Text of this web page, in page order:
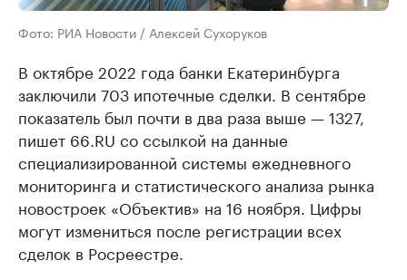
Фото: РИА Новости / Алексей Сухоруков
В октябре 2022 года банки Екатеринбурга
заключили 703 ипотечные сделки. В сентябре
показатель был почти в два раза выше — 1327,
пишет 66.RU со ссылкой на данные
специализированной системы ежедневного
мониторинга и статистического анализа рынка
новостроек «Объектив» на 16 ноября. Цифры
могут измениться после регистрации всех
сделок в Росреестре.